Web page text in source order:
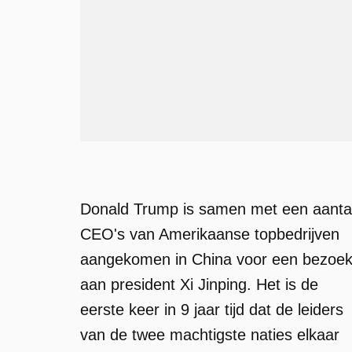
Donald Trump is samen met een
CEO's van Amerikaanse topbedrijven
aangekomen in China voor een bezoek
aan president Xi Jinping. Het is de
eerste keer in 9 jaar tijd dat de leiders
van de twee machtigste naties elkaar